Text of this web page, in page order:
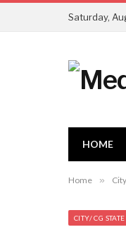
Saturday,
HOME
Home »
CITY/ CG STATE